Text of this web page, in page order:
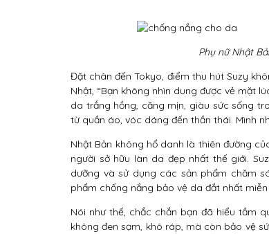
Phụ nữ Nhật
Đặt chân đến Tokyo, điểm thu hút Suzy
Nhật, “Bạn không nhìn dung được vẻ mặt
da trắng hồng, căng mịn, giàu sức sống
từ quần áo, vóc dáng đến thần thái. Mình
Nhật Bản không hổ danh là thiên đường
người sở hữu làn da đẹp nhất thế giới.
dưỡng và sử dụng các sản phẩm chăm
phẩm chống nắng bảo vệ da đắt nhất
Nói như thế, chắc chắn bạn đã hiểu tầm
không đen sạm, khô ráp, mà còn bảo vệ